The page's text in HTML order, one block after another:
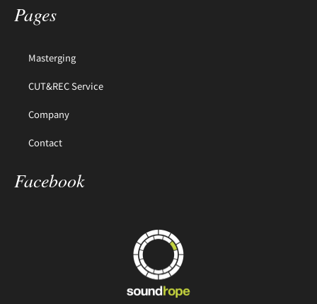
Pages
Masterging
CUT&REC Service
Company
Contact
Facebook